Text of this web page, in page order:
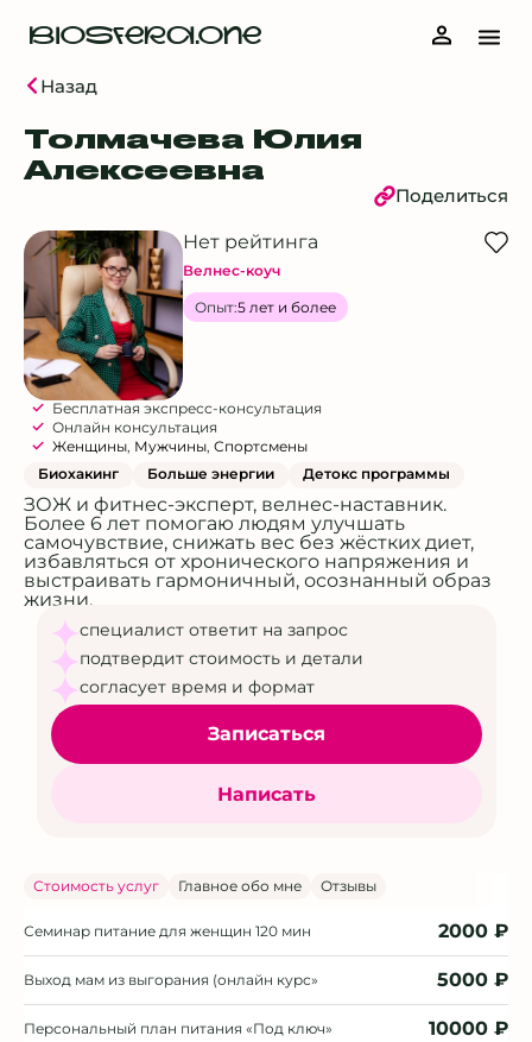
BIOSFERA.ONE
Назад
Толмачева Юлия
Алексеевна
Поделиться
Нет рейтинга
Велнес-коуч
Опыт:5 лет и более
Бесплатная экспресс-консультация
Онлайн консультация
Женщины, Мужчины, Спортсмены
Биохакинг
Больше энергии Детокс программы
ЗОЖ и фитнес-эксперт, велнес-наставник.
Более 6 лет помогаю людям улучшать
самочувствие, снижать вес без жёстких диет,
избавляться от хронического напряжения и
выстраивать гармоничный, осознанный образ
жизни.
специалист ответит на запрос
подтвердит стоимость и детали
согласует время и формат
Записаться
Написать
Стоимость услуг Главное обо мне Отзывы
Семинар питание для женщин 120 мин 2000 ₽
Выход мам из выгорания (онлайн курс» 5000 ₽
Персональный план питания «Под ключ» 10000 ₽